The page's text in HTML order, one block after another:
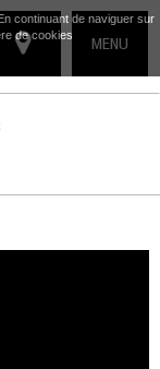
TOGGLE
MENU
continuant de naviguer sur
de cookies